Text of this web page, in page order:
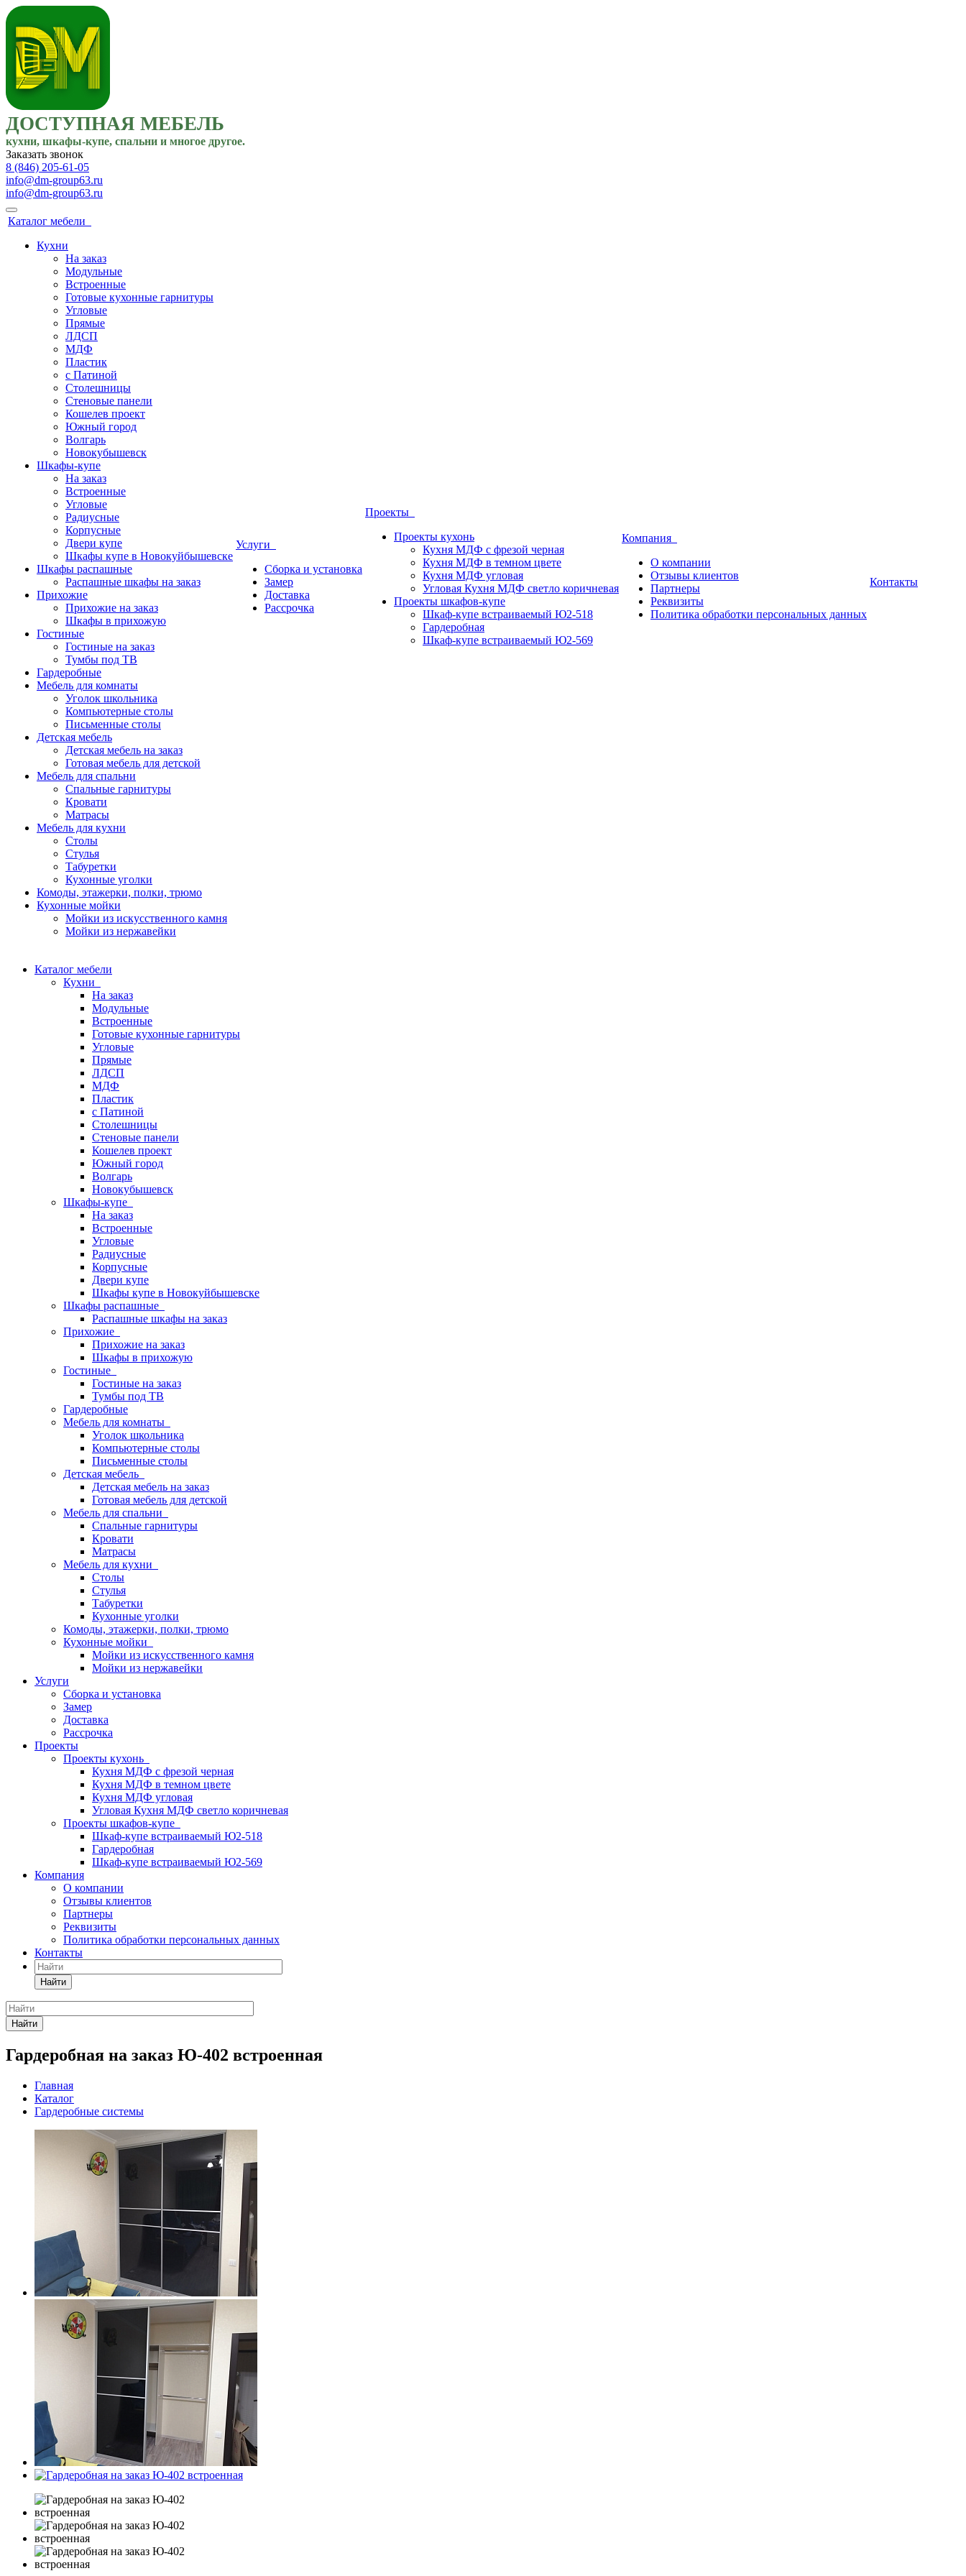
ДОСТУПНАЯ МЕБЕЛЬ
кухни, шкафы-купе, спальни и многое другое.
Заказать звонок
8 (846) 205-61-05
info@dm-group63.ru
info@dm-group63.ru
Каталог мебели
Кухни
На заказ
Модульные
Встроенные
Готовые кухонные гарнитуры
Угловые
Прямые
ЛДСП
МДФ
Пластик
с Патиной
Столешницы
Стеновые панели
Кошелев проект
Южный город
Волгарь
Новокубышевск
Шкафы-купе
На заказ
Встроенные
Угловые
Радиусные
Корпусные
Двери купе
Шкафы купе в Новокуйбышевске
Шкафы распашные
Распашные шкафы на заказ
Прихожие
Прихожие на заказ
Шкафы в прихожую
Гостиные
Гостиные на заказ
Тумбы под ТВ
Гардеробные
Мебель для комнаты
Уголок школьника
Компьютерные столы
Письменные столы
Детская мебель
Детская мебель на заказ
Готовая мебель для детской
Мебель для спальни
Спальные гарнитуры
Кровати
Матрасы
Мебель для кухни
Столы
Стулья
Табуретки
Кухонные уголки
Комоды, этажерки, полки, трюмо
Кухонные мойки
Мойки из искусственного камня
Мойки из нержавейки
Услуги
Сборка и установка
Замер
Доставка
Рассрочка
Проекты
Проекты кухонь
Кухня МДФ с фрезой черная
Кухня МДФ в темном цвете
Кухня МДФ угловая
Угловая Кухня МДФ светло коричневая
Проекты шкафов-купе
Шкаф-купе встраиваемый Ю2-518
Гардеробная
Шкаф-купе встраиваемый Ю2-569
Компания
О компании
Отзывы клиентов
Партнеры
Реквизиты
Политика обработки персональных данных
Контакты
Каталог мебели
Кухни
На заказ
Модульные
Встроенные
Готовые кухонные гарнитуры
Угловые
Прямые
ЛДСП
МДФ
Пластик
с Патиной
Столешницы
Стеновые панели
Кошелев проект
Южный город
Волгарь
Новокубышевск
Шкафы-купе
На заказ
Встроенные
Угловые
Радиусные
Корпусные
Двери купе
Шкафы купе в Новокуйбышевске
Шкафы распашные
Распашные шкафы на заказ
Прихожие
Прихожие на заказ
Шкафы в прихожую
Гостиные
Гостиные на заказ
Тумбы под ТВ
Гардеробные
Мебель для комнаты
Уголок школьника
Компьютерные столы
Письменные столы
Детская мебель
Детская мебель на заказ
Готовая мебель для детской
Мебель для спальни
Спальные гарнитуры
Кровати
Матрасы
Мебель для кухни
Столы
Стулья
Табуретки
Кухонные уголки
Комоды, этажерки, полки, трюмо
Кухонные мойки
Мойки из искусственного камня
Мойки из нержавейки
Услуги
Сборка и установка
Замер
Доставка
Рассрочка
Проекты
Проекты кухонь
Кухня МДФ с фрезой черная
Кухня МДФ в темном цвете
Кухня МДФ угловая
Угловая Кухня МДФ светло коричневая
Проекты шкафов-купе
Шкаф-купе встраиваемый Ю2-518
Гардеробная
Шкаф-купе встраиваемый Ю2-569
Компания
О компании
Отзывы клиентов
Партнеры
Реквизиты
Политика обработки персональных данных
Контакты
Найти
Найти
Гардеробная на заказ Ю-402 встроенная
Главная
Каталог
Гардеробные системы